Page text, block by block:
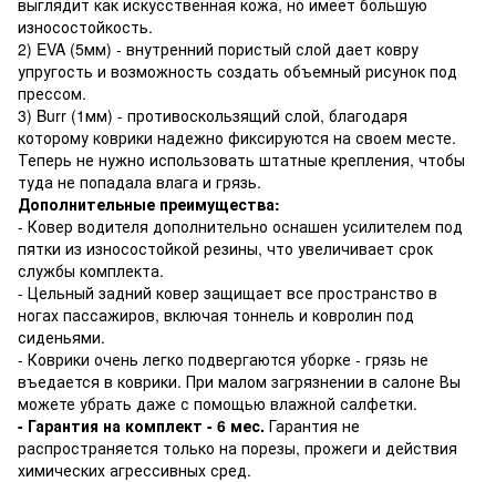
износостойкость.
2) EVA (5мм) - внутренний пористый слой дает ковру
упругость и возможность создать объемный рисунок под
прессом.
3) Burr (1мм) - противоскользящий слой, благодаря
которому коврики надежно фиксируются на своем месте.
Теперь не нужно использовать штатные крепления, чтобы
туда не попадала влага и грязь.
Дополнительные преимущества:
- Ковер водителя дополнительно оснашен усилителем под
пятки из износостойкой резины, что увеличивает срок
службы комплекта.
- Цельный задний ковер защищает все пространство в
ногах пассажиров, включая тоннель и ковролин под
сиденьями.
- Коврики очень легко подвергаются уборке - грязь не
въедается в коврики. При малом загрязнении в салоне Вы
можете убрать даже с помощью влажной салфетки.
- Гарантия на комплект - 6 мес. Гарантия не
распространяется только на порезы, прожеги и действия
химических агрессивных сред.